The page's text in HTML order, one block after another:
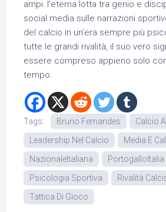
ampi: l’eterna lotta tra genio e
social media sulle narrazioni
del calcio in un’era sempre più
tutte le grandi rivalità, il suo vero
essere compreso appieno solo
tempo.
Tags: Bruno Fernandes
Calcio
Leadership Nel Calcio
Media E
NazionaleItaliana
PortogalloItalia
Psicologia Sportiva
Rivalità
Tattica Di Gioco